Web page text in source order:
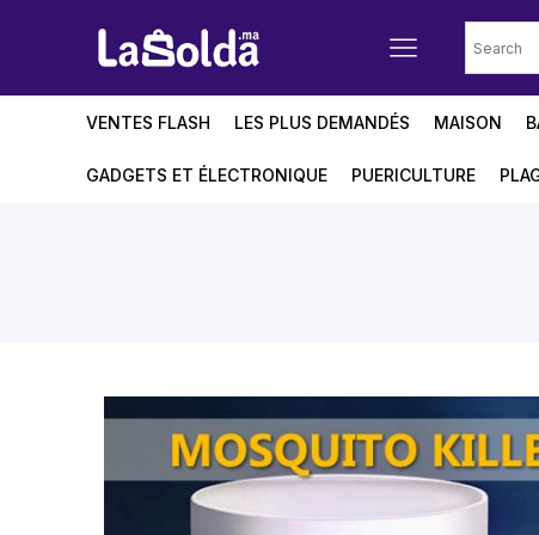
VENTES FLASH LES PLUS DEMANDÉS MAISON
GADGETS ET ÉLECTRONIQUE PUERICULTURE